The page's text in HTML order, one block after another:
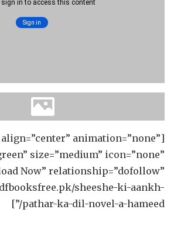
align=”center” animation=”none”
size=”medium” icon=”none”
Now” relationship=”dofollow”
sheeshe-ki-aankh-
pathar-ka-dil-novel-a-hameed/”]